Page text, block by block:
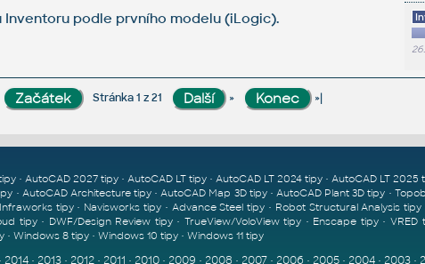
podle prvního modelu (iLogic).
Stránka 1 z 21 » »|
•AutoCAD 2027 tipy •AutoCAD LT tipy •AutoCAD LT 2024 tipy •AutoCAD LT 2025
• AutoCAD Architecture tipy•AutoCAD Map 3D tipy• AutoCAD Plant 3D tipy •
Infraworks tipy• Navisworks tipy • Advance Steel tipy • Robot Structural Analysis tipy
tipy• DWF/Design Review tipy• TrueView/VoloView tipy • Enscape tipy•VRED
• Windows 8 tipy• Windows 10 tipy• Windows 11 tipy
2014• 2013• 2012• 2011 • 2010• 2009 • 2008 • 2007• 2006• 2005• 2004• 2003•